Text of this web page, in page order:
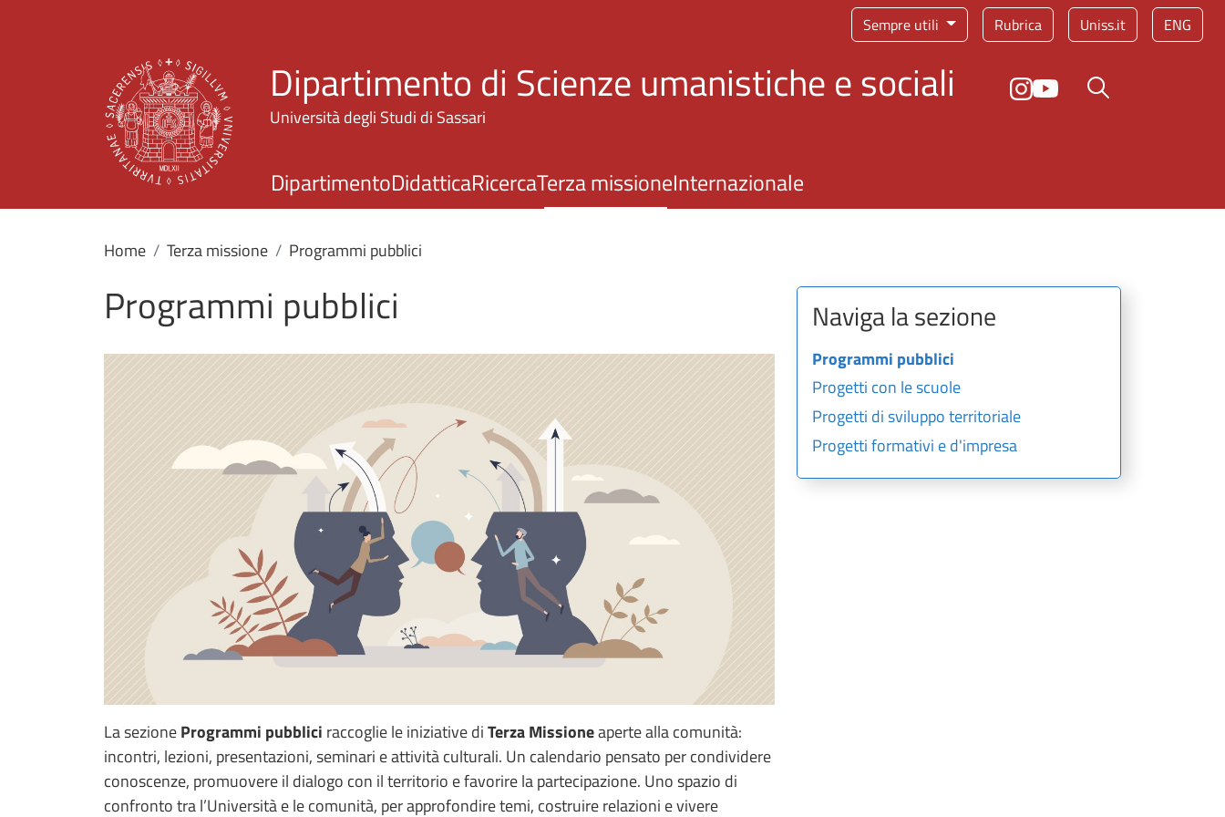
Sempre utili Rubrica Uniss.it ENG
Dipartimento di Scienze umanistiche e sociali
Università degli Studi di Sassari
Bottone cerca
DipartimentoDidatticaRicercaTerza missioneInternazionale
Home Terza missione Programmi pubblici
Programmi pubblici
La sezioneProgrammi pubblici raccoglie le iniziative diTerza Missioneaperte alla comunità:
incontri, lezioni, presentazioni, seminari e attività culturali. Un calendario pensato per condividere
conoscenze, promuovere il dialogo con il territorio e favorire la partecipazione. Uno spazio di
confronto tra l’Università e le comunità, per approfondire temi, costruire relazioni e vivere
Naviga la sezione
Programmi pubblici
Progetti con le scuole
Progetti di sviluppo territoriale
Progetti formativi e d'impresa